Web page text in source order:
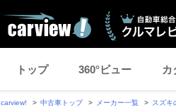
トップ 360°ビュー カ
carview! 中古車トップ メーカー一覧 スズキ